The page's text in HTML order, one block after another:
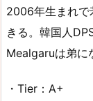
2006年生まれで
きる。韓国人
Mealgaruは弟に
・Tier：A+